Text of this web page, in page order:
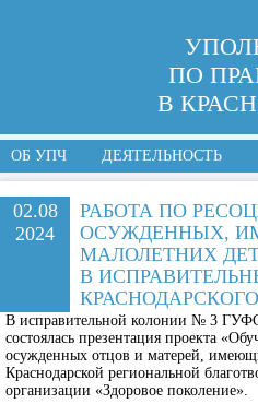
ПО
В
ОБ УПЧ ДЕЯТЕЛЬНОСТЬ
02.08
2024
РАБОТА ПО
ОСУЖДЕННЫХ,
МАЛОЛЕТНИХ
В
В исправительной колонии № 3
состоялась презентация проекта
осужденных отцов и матерей,
Краснодарской региональной
организации «Здоровое поколение».